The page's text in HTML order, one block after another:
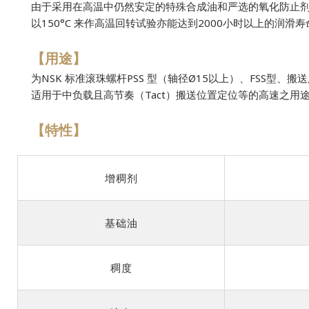
由于采用在高温中仍然安定的特殊合成油和严选的氧化防
以150°C 来作高温回转试验亦能达到2000小时以上的润滑
【用途】
为NSK 标准滚珠螺杆PSS 型（轴径Ø15以上）、FSS型、搬
适用于中负载且高节奏（Tact）搬送位置定位等的高速之用
【特性】
增稠剂
基础油
稠度